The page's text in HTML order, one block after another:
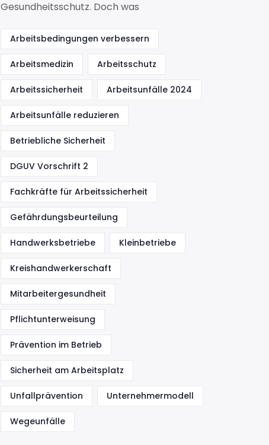
Gesundheitsschutz. Doch was
Arbeitsbedingungen verbessern
Arbeitsmedizin Arbeitsschutz
Arbeitssicherheit Arbeitsunfälle 2024
Arbeitsunfälle reduzieren
Betriebliche Sicherheit
DGUV Vorschrift 2
Fachkräfte für Arbeitssicherheit
Gefährdungsbeurteilung
Handwerksbetriebe Kleinbetriebe
Kreishandwerkerschaft
Mitarbeitergesundheit
Pflichtunterweisung
Prävention im Betrieb
Sicherheit am Arbeitsplatz
Unfallprävention Unternehmermodell
Wegeunfälle